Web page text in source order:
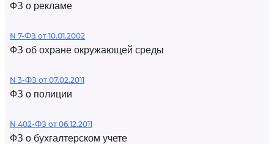
ФЗ о рекламе
N 7-ФЗ от 10.01.2002
ФЗ об охране окружающей среды
N 3-ФЗ от 07.02.2011
ФЗ о полиции
N 402-ФЗ от 06.12.2011
ФЗ о бухгалтерском учете